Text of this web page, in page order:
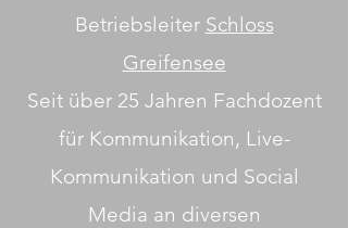
Betriebsleiter Schloss
Greifensee
Seit über 25 Jahren Fachdozent
für Kommunikation, Live-
Kommunikation und Social
Media an diversen